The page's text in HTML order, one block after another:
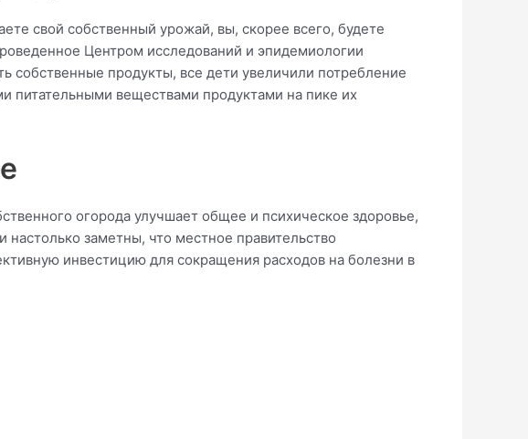
свой собственный урожай, вы, скорее всего, будете
Центром исследований и эпидемиологии
собственные продукты, все дети увеличили потребление
питательными веществами продуктами на пике их
огорода улучшает общее и психическое здоровье,
заметны, что местное правительство
инвестицию для сокращения расходов на болезни в